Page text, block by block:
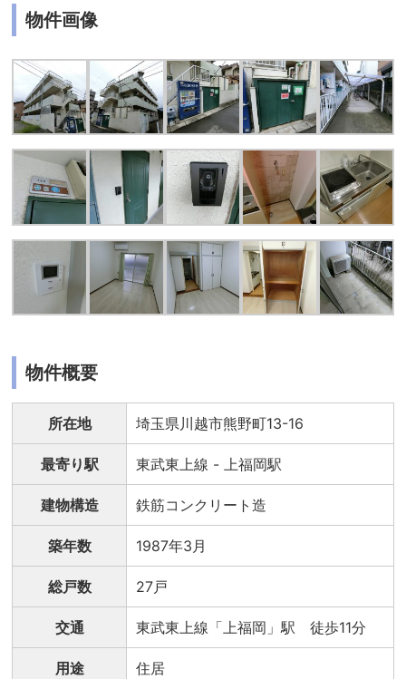
物件画像
物件概要
所在地 埼玉県川越市熊野町13-16
最寄り駅 東武東上線 - 上福岡駅
建物構造 鉄筋コンクリート造
築年数 1987年3月
総戸数 27戸
交通 東武東上線「上福岡」駅 徒歩11分
用途 住居